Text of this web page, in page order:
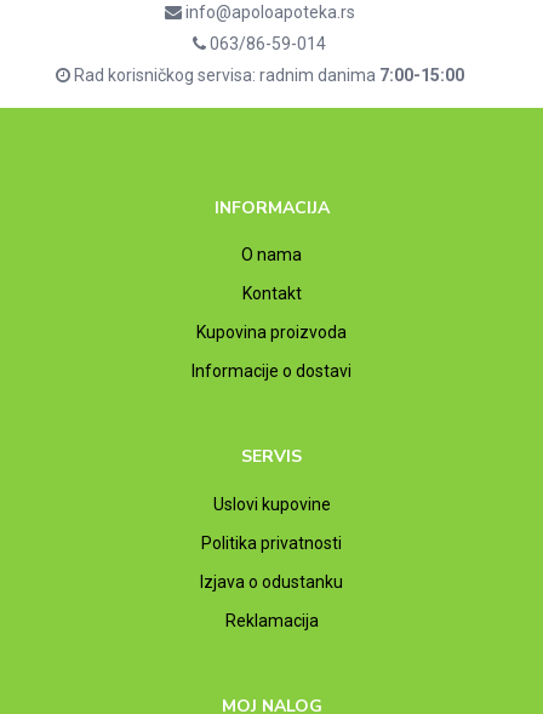
info@apoloapoteka.rs
063/86-59-014
Rad korisničkog servisa: radnim danima 7:00-15:00
INFORMACIJA
O nama
Kontakt
Kupovina proizvoda
Informacije o dostavi
SERVIS
Uslovi kupovine
Politika privatnosti
Izjava o odustanku
Reklamacija
MOJ NALOG